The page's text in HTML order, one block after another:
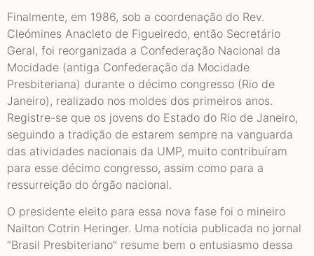
Finalmente, em 1986, sob a coordenação do Rev.
Cleómines Anacleto de Figueiredo, então Secretário
Geral, foi reorganizada a Confederação Nacional da
Mocidade (antiga Confederação da Mocidade
Presbiteriana) durante o décimo congresso (Rio de
Janeiro), realizado nos moldes dos primeiros anos.
Registre-se que os jovens do Estado do Rio de Janeiro,
seguindo a tradição de estarem sempre na vanguarda
das atividades nacionais da UMP, muito contribuíram
para esse décimo congresso, assim como para a
ressurreição do órgão nacional.
O presidente eleito para essa nova fase foi o mineiro
Nailton Cotrin Heringer. Uma notícia publicada no jornal
“Brasil Presbiteriano” resume bem o entusiasmo dessa